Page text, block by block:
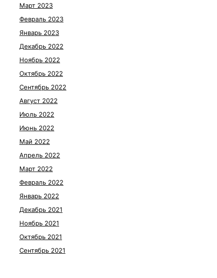
Март 2023
Февраль 2023
Январь 2023
Декабрь 2022
Ноябрь 2022
Октябрь 2022
Сентябрь 2022
Август 2022
Июль 2022
Июнь 2022
Май 2022
Апрель 2022
Март 2022
Февраль 2022
Январь 2022
Декабрь 2021
Ноябрь 2021
Октябрь 2021
Сентябрь 2021